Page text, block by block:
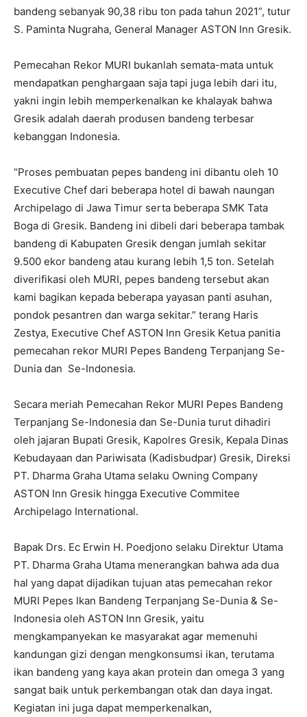
bandeng sebanyak 90,38 ribu ton pada tahun 2021”, tutur
S. Paminta Nugraha, General Manager ASTON Inn Gresik.
Pemecahan Rekor MURI bukanlah semata-mata untuk
mendapatkan penghargaan saja tapi juga lebih dari itu,
yakni ingin lebih memperkenalkan ke khalayak bahwa
Gresik adalah daerah produsen bandeng terbesar
kebanggan Indonesia.
“Proses pembuatan pepes bandeng ini dibantu oleh 10
Executive Chef dari beberapa hotel di bawah naungan
Archipelago di Jawa Timur serta beberapa SMK Tata
Boga di Gresik. Bandeng ini dibeli dari beberapa tambak
bandeng di Kabupaten Gresik dengan jumlah sekitar
9.500 ekor bandeng atau kurang lebih 1,5 ton. Setelah
diverifikasi oleh MURI, pepes bandeng tersebut akan
kami bagikan kepada beberapa yayasan panti asuhan,
pondok pesantren dan warga sekitar.” terang Haris
Zestya, Executive Chef ASTON Inn Gresik Ketua panitia
pemecahan rekor MURI Pepes Bandeng Terpanjang Se-
Dunia dan Se-Indonesia.
Secara meriah Pemecahan Rekor MURI Pepes Bandeng
Terpanjang Se-Indonesia dan Se-Dunia turut dihadiri
oleh jajaran Bupati Gresik, Kapolres Gresik, Kepala Dinas
Kebudayaan dan Pariwisata (Kadisbudpar) Gresik, Direksi
PT. Dharma Graha Utama selaku Owning Company
ASTON Inn Gresik hingga Executive Commitee
Archipelago International.
Bapak Drs. Ec Erwin H. Poedjono selaku Direktur Utama
PT. Dharma Graha Utama menerangkan bahwa ada dua
hal yang dapat dijadikan tujuan atas pemecahan rekor
MURI Pepes Ikan Bandeng Terpanjang Se-Dunia & Se-
Indonesia oleh ASTON Inn Gresik, yaitu
mengkampanyekan ke masyarakat agar memenuhi
kandungan gizi dengan mengkonsumsi ikan, terutama
ikan bandeng yang kaya akan protein dan omega 3 yang
sangat baik untuk perkembangan otak dan daya ingat.
Kegiatan ini juga dapat memperkenalkan,